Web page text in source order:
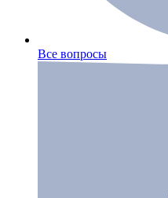
Все вопросы